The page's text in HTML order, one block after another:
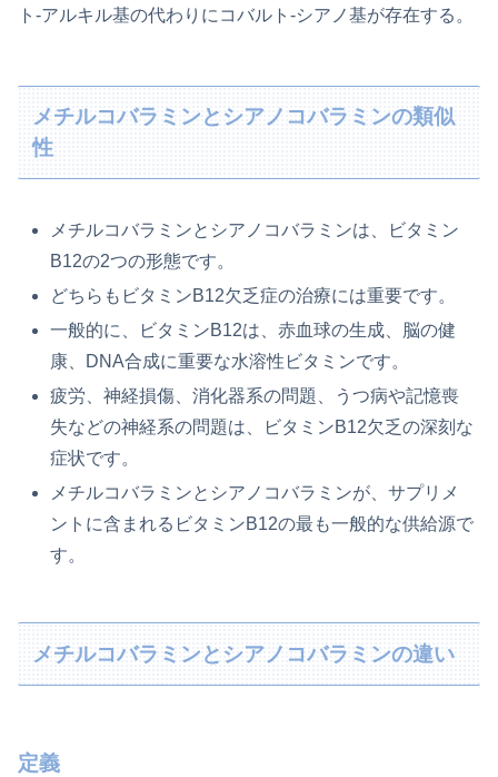
ト-アルキル基の代わりにコバルト-シアノ基が存在する。
メチルコバラミンとシアノコバラミンの類似
性
メチルコバラミンとシアノコバラミンは、ビタミン
B12の2つの形態です。
どちらもビタミンB12欠乏症の治療には重要です。
一般的に、ビタミンB12は、赤血球の生成、脳の健
康、DNA合成に重要な水溶性ビタミンです。
疲労、神経損傷、消化器系の問題、うつ病や記憶喪
失などの神経系の問題は、ビタミンB12欠乏の深刻な
症状です。
メチルコバラミンとシアノコバラミンが、サプリメ
ントに含まれるビタミンB12の最も一般的な供給源で
す。
メチルコバラミンとシアノコバラミンの違い
定義